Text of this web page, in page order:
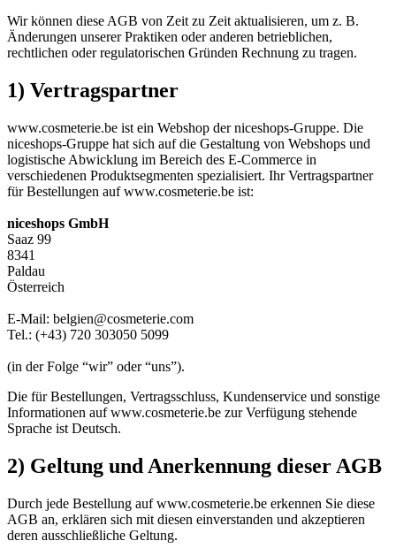
Wir können diese AGB von Zeit zu Zeit aktualisieren, um z. B.
Änderungen unserer Praktiken oder anderen betrieblichen,
rechtlichen oder regulatorischen Gründen Rechnung zu tragen.
1) Vertragspartner
www.cosmeterie.be ist ein Webshop der niceshops-Gruppe. Die
niceshops-Gruppe hat sich auf die Gestaltung von Webshops und
logistische Abwicklung im Bereich des E-Commerce in
verschiedenen Produktsegmenten spezialisiert. Ihr Vertragspartner
für Bestellungen auf www.cosmeterie.be ist:
niceshops GmbH
Saaz 99
8341
Paldau
Österreich
E-Mail: belgien@cosmeterie.com
Tel.: (+43) 720 303050 5099
(in der Folge “wir” oder “uns”).
Die für Bestellungen, Vertragsschluss, Kundenservice und sonstige
Informationen auf www.cosmeterie.be zur Verfügung stehende
Sprache ist Deutsch.
2) Geltung und Anerkennung dieser AGB
Durch jede Bestellung auf www.cosmeterie.be erkennen Sie diese
AGB an, erklären sich mit diesen einverstanden und akzeptieren
deren ausschließliche Geltung.